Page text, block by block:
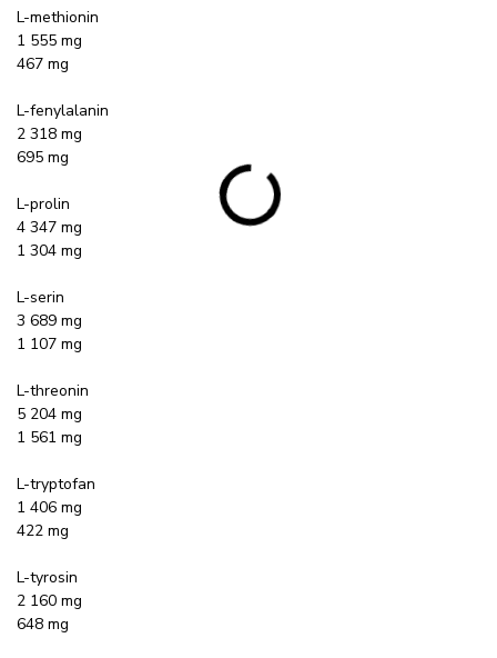
L-methionin
1 555 mg
467 mg
L-fenylalanin
2 318 mg
695 mg
L-prolin
4 347 mg
1 304 mg
L-serin
3 689 mg
1 107 mg
L-threonin
5 204 mg
1 561 mg
L-tryptofan
1 406 mg
422 mg
L-tyrosin
2 160 mg
648 mg